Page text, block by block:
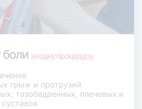
боли за одну процедуру.
грыж и протрузий
тазобедренных, плечевых и